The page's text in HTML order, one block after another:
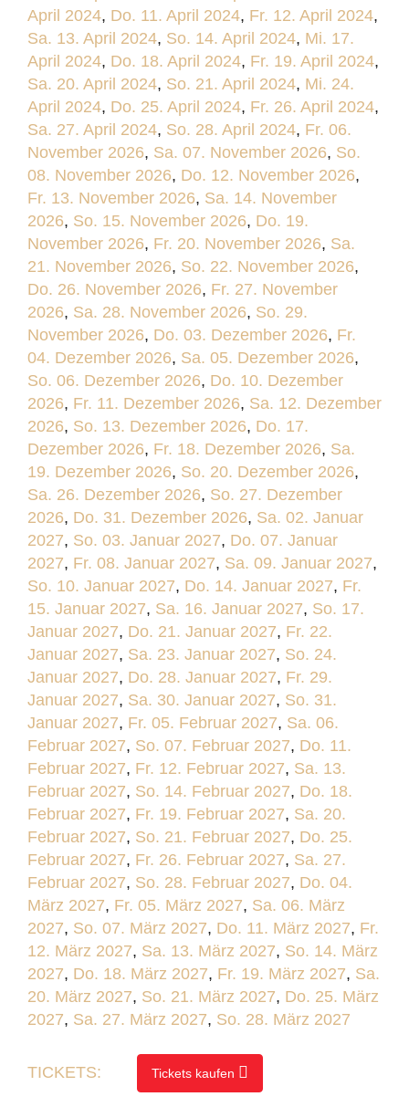
April 2024, Do. 11. April 2024, Fr. 12. April 2024,
Sa. 13. April 2024, So. 14. April 2024, Mi. 17.
April 2024, Do. 18. April 2024, Fr. 19. April 2024,
Sa. 20. April 2024, So. 21. April 2024, Mi. 24.
April 2024, Do. 25. April 2024, Fr. 26. April 2024,
Sa. 27. April 2024, So. 28. April 2024, Fr. 06.
November 2026, Sa. 07. November 2026, So.
08. November 2026, Do. 12. November 2026,
Fr. 13. November 2026, Sa. 14. November
2026, So. 15. November 2026, Do. 19.
November 2026, Fr. 20. November 2026, Sa.
21. November 2026, So. 22. November 2026,
Do. 26. November 2026, Fr. 27. November
2026, Sa. 28. November 2026, So. 29.
November 2026, Do. 03. Dezember 2026, Fr.
04. Dezember 2026, Sa. 05. Dezember 2026,
So. 06. Dezember 2026, Do. 10. Dezember
2026, Fr. 11. Dezember 2026, Sa. 12. Dezember
2026, So. 13. Dezember 2026, Do. 17.
Dezember 2026, Fr. 18. Dezember 2026, Sa.
19. Dezember 2026, So. 20. Dezember 2026,
Sa. 26. Dezember 2026, So. 27. Dezember
2026, Do. 31. Dezember 2026, Sa. 02. Januar
2027, So. 03. Januar 2027, Do. 07. Januar
2027, Fr. 08. Januar 2027, Sa. 09. Januar 2027,
So. 10. Januar 2027, Do. 14. Januar 2027, Fr.
15. Januar 2027, Sa. 16. Januar 2027, So. 17.
Januar 2027, Do. 21. Januar 2027, Fr. 22.
Januar 2027, Sa. 23. Januar 2027, So. 24.
Januar 2027, Do. 28. Januar 2027, Fr. 29.
Januar 2027, Sa. 30. Januar 2027, So. 31.
Januar 2027, Fr. 05. Februar 2027, Sa. 06.
Februar 2027, So. 07. Februar 2027, Do. 11.
Februar 2027, Fr. 12. Februar 2027, Sa. 13.
Februar 2027, So. 14. Februar 2027, Do. 18.
Februar 2027, Fr. 19. Februar 2027, Sa. 20.
Februar 2027, So. 21. Februar 2027, Do. 25.
Februar 2027, Fr. 26. Februar 2027, Sa. 27.
Februar 2027, So. 28. Februar 2027, Do. 04.
März 2027, Fr. 05. März 2027, Sa. 06. März
2027, So. 07. März 2027, Do. 11. März 2027, Fr.
12. März 2027, Sa. 13. März 2027, So. 14. März
2027, Do. 18. März 2027, Fr. 19. März 2027, Sa.
20. März 2027, So. 21. März 2027, Do. 25. März
2027, Sa. 27. März 2027, So. 28. März 2027
TICKETS: Tickets kaufen